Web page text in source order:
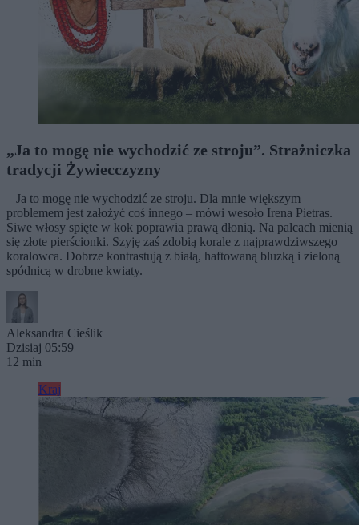
„Ja to mogę nie wychodzić ze stroju”. Strażniczka
tradycji Żywiecczyzny
– Ja to mogę nie wychodzić ze stroju. Dla mnie większym
problemem jest założyć coś innego – mówi wesoło Irena Pietras.
Siwe włosy spięte w kok poprawia prawą dłonią. Na palcach mienią
się złote pierścionki. Szyję zaś zdobią korale z najprawdziwszego
koralowca. Dobrze kontrastują z białą, haftowaną bluzką i zieloną
spódnicą w drobne kwiaty.
Aleksandra Cieślik
Dzisiaj 05:59
12 min
Kraj